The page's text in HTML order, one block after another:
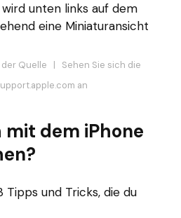
unten links auf dem
eine Miniaturansicht
Quelle | Sehen Sie sich die
an
mit dem iPhone
Tipps und Tricks, die du